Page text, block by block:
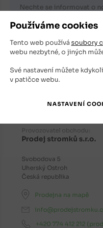
Používáme cookies
Tento web používásoubory
webu nezbytné, o jiných
Své nastavení můžete
v patičce webu.
Nechte se informovat o
E-mailová adresa
Souhlasím s tím, že můj
newsletteru.
Provozovatel obchodu:
Prodej stromků s.r.o.
Svobodova 5
Uherský Ostroh
Česká republika
Prodejna na mapě
+420 774 412 212